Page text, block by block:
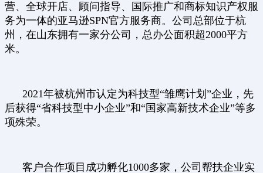
营、全球开店、顾问指导、国际推广和商标知识产权服
务为一体的亚马逊SPN官方服务商。公司总部位于杭
州，在山东拥有一家分公司，总办公面积超2000平方
米。
2021年被杭州市认定为科技型“雏鹰计划”企业，先
后获得“省科技型中小企业”和“国家高新技术企业”等多
项殊荣。
客户合作项目成功孵化1000多家，公司帮扶企业实